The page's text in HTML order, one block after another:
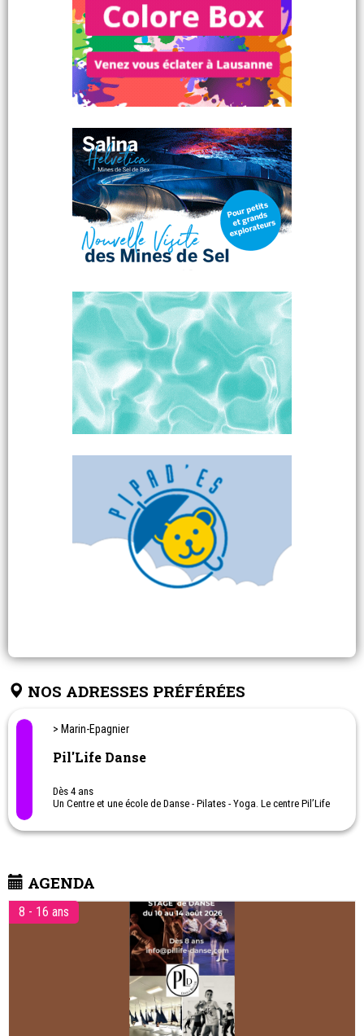
NOS ADRESSES PRÉFÉRÉES
> Marin-Epagnier
Pil'Life Danse
Dès 4 ans
Un Centre et une école de Danse - Pilates - Yoga. Le centre Pil’Life
Contemporaine, Hip-hop et Heels (Danse sur talons) et des
Ecole de formation en Danse et Pilates/Yoga avec une filière Sport
Art Études en danse.
Des ateliers Pilates, Yoga, Nutrition, Master Class, spectacles,
évènements, workshop et des stages de danse ont lieu pendant
les vacances scolaires et week-ends.
AGENDA
8 - 16 ans